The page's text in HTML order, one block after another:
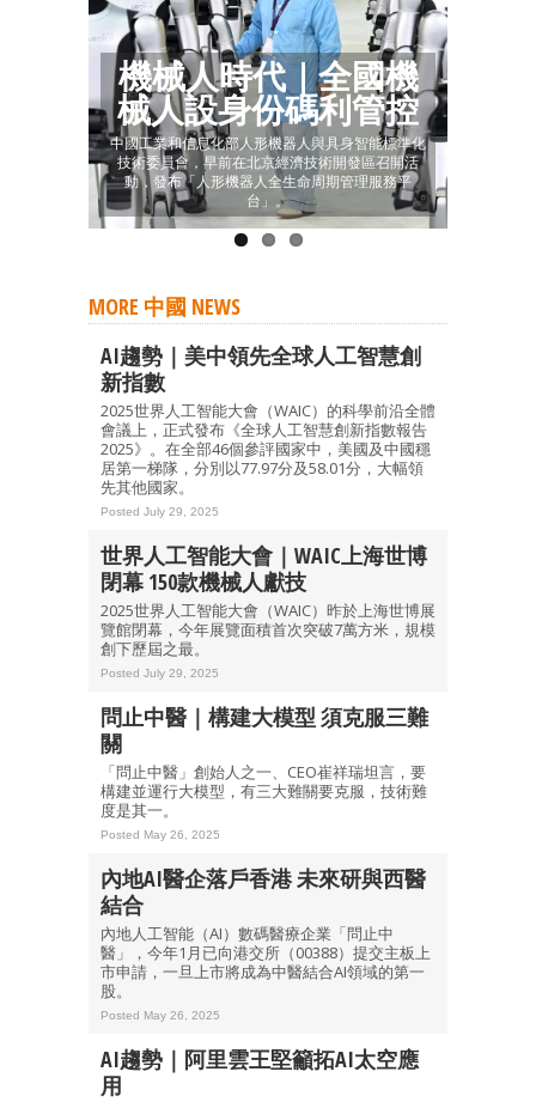
機械人時代｜全國機
械人設身份碼利管控
中國工業和信息化部人形機器人與具身智能標準化
技術委員會，早前在北京經濟技術開發區召開活
動，發布「人形機器人全生命周期管理服務平
台」。
MORE 中國 NEWS
AI趨勢｜美中領先全球人工智慧創
新指數
2025世界人工智能大會（WAIC）的科學前沿全體
會議上，正式發布《全球人工智慧創新指數報告
2025》。在全部46個參評國家中，美國及中國穩
居第一梯隊，分別以77.97分及58.01分，大幅領
先其他國家。
Posted July 29, 2025
世界人工智能大會｜WAIC上海世博
閉幕 150款機械人獻技
2025世界人工智能大會（WAIC）昨於上海世博展
覽館閉幕，今年展覽面積首次突破7萬方米，規模
創下歷屆之最。
Posted July 29, 2025
問止中醫｜構建大模型 須克服三難
關
「問止中醫」創始人之一、CEO崔祥瑞坦言，要
構建並運行大模型，有三大難關要克服，技術難
度是其一。
Posted May 26, 2025
內地AI醫企落戶香港 未來研與西醫
結合
內地人工智能（AI）數碼醫療企業「問止中
醫」，今年1月已向港交所（00388）提交主板上
市申請，一旦上市將成為中醫結合AI領域的第一
股。
Posted May 26, 2025
AI趨勢｜阿里雲王堅籲拓AI太空應
用